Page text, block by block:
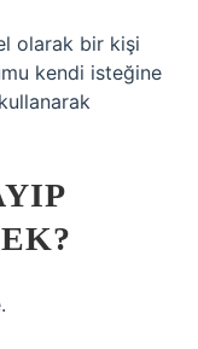
olarak bir kişi
kendi isteğine